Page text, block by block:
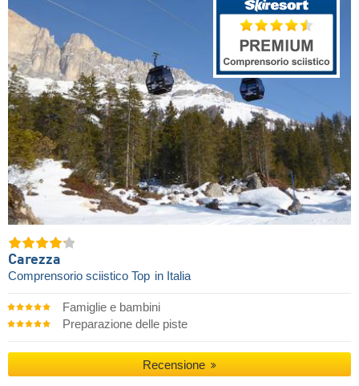
Carezza
Comprensorio sciistico Top in Italia
Famiglie e bambini
Preparazione delle piste
Recensione